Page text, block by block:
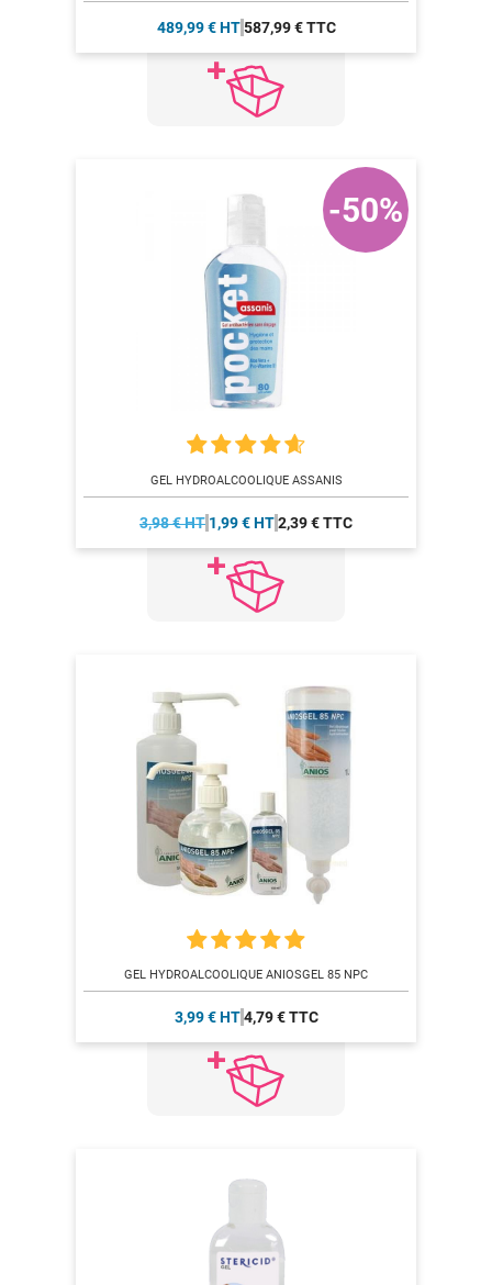
489,99 € HT 587,99 € TTC
GEL HYDROALCOOLIQUE ASSANIS
3,98 € HT 1,99 € HT2,39 € TTC
-50%
GEL HYDROALCOOLIQUE ANIOSGEL 85 NPC
3,99 € HT 4,79 € TTC